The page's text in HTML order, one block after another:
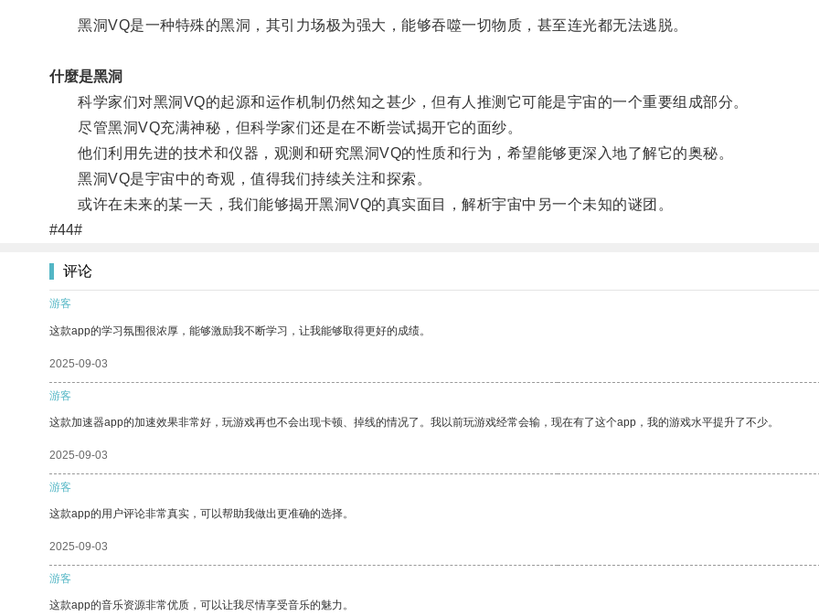
黑洞VQ是一种特殊的黑洞，其引力场极为强大，能够吞噬一切物质，甚至连光都无法逃脱。
什麼是黑洞
科学家们对黑洞VQ的起源和运作机制仍然知之甚少，但有人推测它可能是宇宙的一个重要组成部分。
尽管黑洞VQ充满神秘，但科学家们还是在不断尝试揭开它的面纱。
他们利用先进的技术和仪器，观测和研究黑洞VQ的性质和行为，希望能够更深入地了解它的奥秘。
黑洞VQ是宇宙中的奇观，值得我们持续关注和探索。
或许在未来的某一天，我们能够揭开黑洞VQ的真实面目，解析宇宙中另一个未知的谜团。
#44#
评论
游客
这款app的学习氛围很浓厚，能够激励我不断学习，让我能够取得更好的成绩。
2025-09-03
游客
这款加速器app的加速效果非常好，玩游戏再也不会出现卡顿、掉线的情况了。我以前玩游戏经常会输，现在有了这个app，我的游戏水平提升了不少。
2025-09-03
游客
这款app的用户评论非常真实，可以帮助我做出更准确的选择。
2025-09-03
游客
这款app的音乐资源非常优质，可以让我尽情享受音乐的魅力。